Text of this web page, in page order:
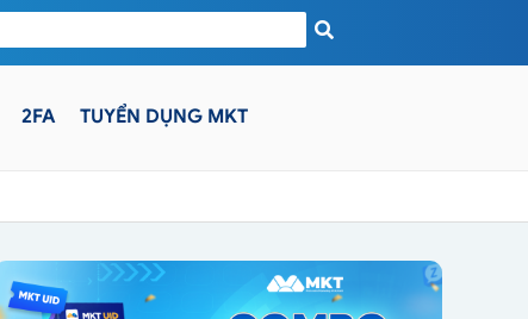
2FA TUYỂN DỤNG MKT